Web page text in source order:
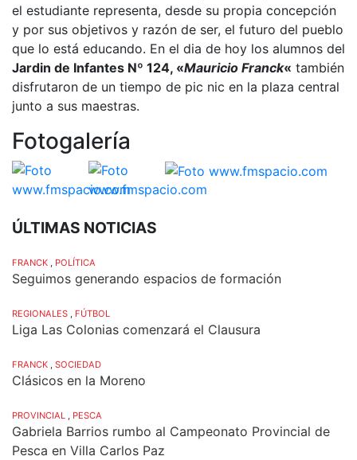
el estudiante representa, desde su propia concepción
y por sus objetivos y razón de ser, el futuro del pueblo
que lo está educando. En el dia de hoy los alumnos del
Jardin de Infantes Nº 124, «Mauricio Franck« también
disfrutaron de un tiempo de pic nic en la plaza central
junto a sus maestras.
Fotogalería
ÚLTIMAS NOTICIAS
FRANCK , POLÍTICA
Seguimos generando espacios de formación
REGIONALES , FÚTBOL
Liga Las Colonias comenzará el Clausura
FRANCK , SOCIEDAD
Clásicos en la Moreno
PROVINCIAL , PESCA
Gabriela Barrios rumbo al Campeonato Provincial de
Pesca en Villa Carlos Paz